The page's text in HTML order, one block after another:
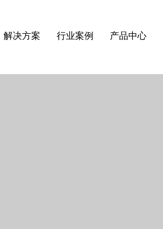
解决方案 行业案例 产品中心